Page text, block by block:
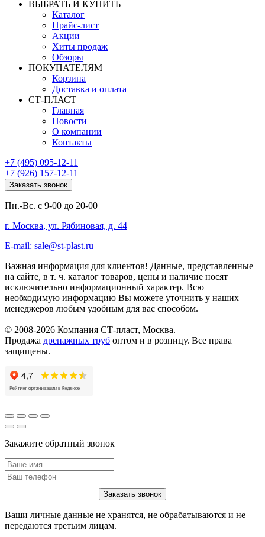
ВЫБРАТЬ И КУПИТЬ
Каталог
Прайс-лист
Акции
Хиты продаж
Обзоры
ПОКУПАТЕЛЯМ
Корзина
Доставка и оплата
СТ-ПЛАСТ
Главная
Новости
О компании
Контакты
+7 (495) 095-12-11
+7 (926) 157-12-11
Заказать звонок
Пн.-Вс. с 9-00 до 20-00
г. Москва, ул. Рябиновая, д. 44
E-mail: sale@st-plast.ru
Важная информация для клиентов! Данные, представленные
на сайте, в т. ч. каталог товаров, цены и наличие носят
исключительно информационный характер. Всю
необходимую информацию Вы можете уточнить у наших
менеджеров любым удобным для вас способом.
© 2008-2026 Компания СТ-пласт, Москва.
Продажа дренажных труб оптом и в розницу. Все права
защищены.
Закажите обратный звонок
Ваши личные данные не хранятся, не обрабатываются и не
передаются третьим лицам.